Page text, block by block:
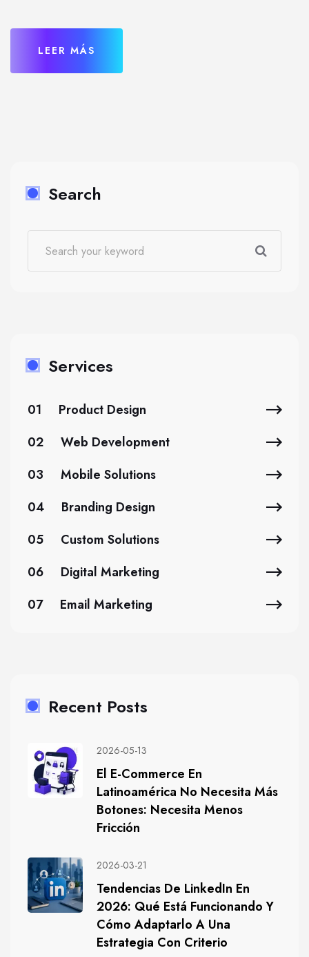
LEER MÁS
Search
Services
01
Product Design
02
Web Development
03
Mobile Solutions
04
Branding Design
05
Custom Solutions
06
Digital Marketing
07
Email Marketing
Recent Posts
2026-05-13
El E-Commerce En
Latinoamérica No Necesita Más
Botones: Necesita Menos
Fricción
2026-03-21
Tendencias De LinkedIn En
2026: Qué Está Funcionando Y
Cómo Adaptarlo A Una
Estrategia Con Criterio